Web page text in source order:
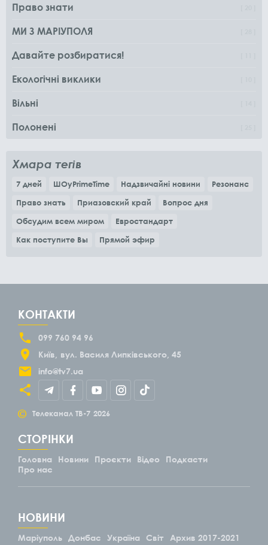
Право знати
МИ З МАРІУПОЛЯ
Давайте розбиратися!
Екологічні виклики
Вільні
Полонені
Хмара тегів
7 дней ШОуPrimeTime Надзвичайні новини
Резонанс
Право знать
Приазовский край
Вопрос дня
Обсудим всем миром
Евростандарт
Как поступите Вы
Прямой эфир
КОНТАКТИ
099 760 94 96
Київ
вул. Василя Липківського, 45
info@tv7.ua
© Телеканал ТВ-7 2026
СТОРІНКИ
Головна Новини Проєкти Відео
Подкасти
Про нас
НОВИНИ
Маріуполь Донбас Україна Світ Архив 2017-2021